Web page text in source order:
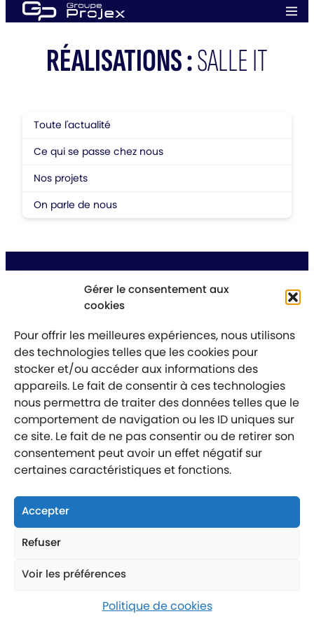
Gérer le consentement aux
cookies
Pour offrir les meilleures expériences, nous utilisons
des technologies telles que les cookies pour
stocker et/ou accéder aux informations des
appareils. Le fait de consentir à ces technologies
nous permettra de traiter des données telles que le
comportement de navigation ou les ID uniques sur
ce site. Le fait de ne pas consentir ou de retirer son
consentement peut avoir un effet négatif sur
certaines caractéristiques et fonctions.
Accepter
Refuser
Voir les préférences
Politique de cookies
Aller
au
RÉALISATIONS :SALLE IT
Toute l'actualité
Ce qui se passe chez nous
Nos projets
On parle de nous
Politique de confidentialité
Labellisé entreprise engagée
Nous suivre
Nous contacter